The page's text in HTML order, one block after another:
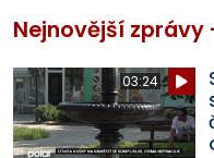
Nejnovější
03:24